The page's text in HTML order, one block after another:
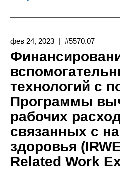
Для
Технических
Средств
Реабилитации
За
Вычета
Расходов
На
Трудовую
Деятельность
фев 24, 2023 #5570.07
технологий с
Программы
рабочих
связанных с
здоровья
Related Work